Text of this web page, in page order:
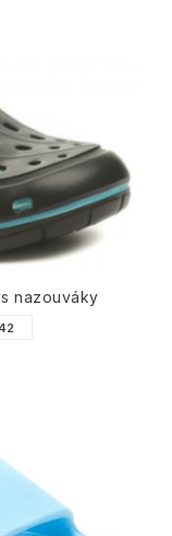
nazouváky